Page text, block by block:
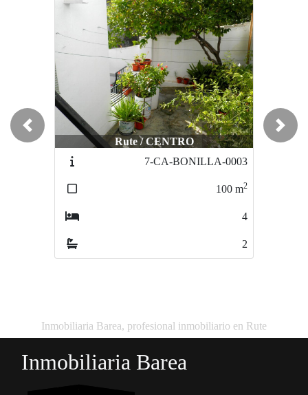
Rute / CENTRO
7-CA-BONILLA-0003
m2
Rute / CENTRO
101-CA-ANDALUCIA-0046
Previous Next
Inmobiliaria Barea, profesional inmobiliario en Rute
Inmobiliaria Barea